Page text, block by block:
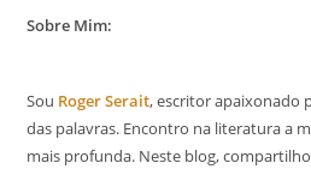
Sobre Mim:
Sou Roger Serait, escritor apaixonado
das palavras. Encontro na literatura a
mais profunda. Neste blog,